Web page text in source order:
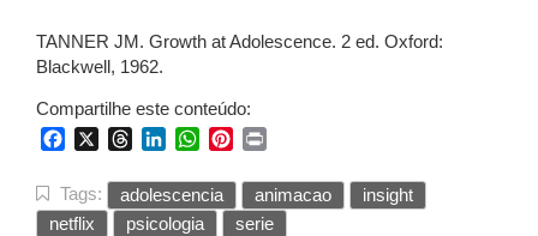
TANNER JM. Growth at Adolescence. 2 ed. Oxford:
Blackwell, 1962.
Compartilhe este conteúdo:
FacebookThreadsLinkedInWhatsApp
Pinterest
Tags: adolescencia animacao
insight
netflix
psicologia serie